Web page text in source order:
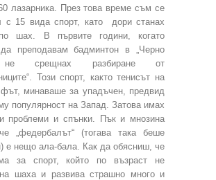
лазарника. През това време съм се
с 15 вида спорт, като дори станах
шах. В първите години, когато
преподавам бадминтон в „Черно
не срещнах разбиране от
Този спорт, както тенисът на
минаваше за упадъчен, предвид
популярност на Запад. Затова имах
проблеми и спънки. Пък и мнозина
„федербалът“ (тогава така беше
е нещо ала-бала. Как да обясниш, че
за спорт, който по възраст не
шаха и развива страшно много и